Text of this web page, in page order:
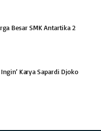
Besar SMK Antartika 2
Karya Sapardi Djoko